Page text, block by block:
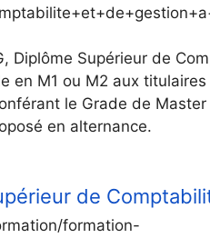
Diplôme Supérieur de
en M1 ou M2 aux
le Grade de
en alternance.
de
formation-